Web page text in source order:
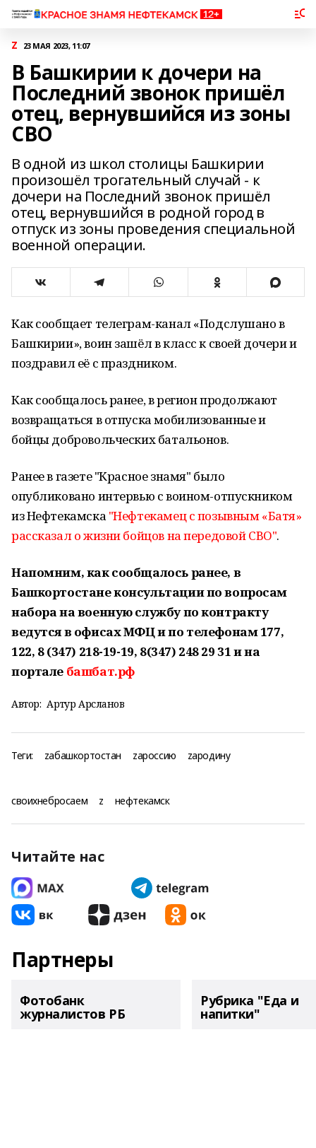
Z 23 МАЯ 2023, 11:07
В Башкирии к дочери на
Последний звонок пришёл
отец, вернувшийся из зоны
СВО
В одной из школ столицы Башкирии
произошёл трогательный случай - к
дочери на Последний звонок пришёл
отец, вернувшийся в родной город в
отпуск из зоны проведения специальной
военной операции.
Как сообщает телеграм-канал «Подслушано в
Башкирии», воин зашёл в класс к своей дочери и
поздравил её с праздником.
Как сообщалось ранее, в регион продолжают
возвращаться в отпуска мобилизованные и
бойцы добровольческих батальонов.
Ранее в газете "Красное знамя" было
опубликовано интервью с воином-отпускником
из Нефтекамска "Нефтекамец с позывным «Батя»
рассказал о жизни бойцов на передовой СВО".
Напомним, как сообщалось ранее, в
Башкортостане консультации по вопросам
набора на военную службу по контракту
ведутся в офисах МФЦ и по телефонам 177,
122, 8 (347) 218-19-19, 8(347) 248 29 31 и на
портале башбат.рф
Автор: Артур Арсланов
Теги: zабашкортостан zароссию zародину
своихнебросаем z нефтекамск
Читайте нас
Партнеры
Фотобанк
журналистов РБ
Рубрика "Еда и
напитки"